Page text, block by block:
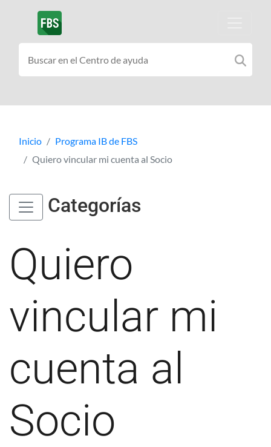
Inicio
Programa IB de FBS
Quiero vincular mi cuenta al Socio
Categorías
Quiero
vincular mi
cuenta al
Socio